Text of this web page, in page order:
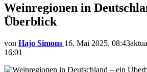
Weinregionen in
Überblick
von Hajo Simons 16. Mai 2025, 08:43
16:01